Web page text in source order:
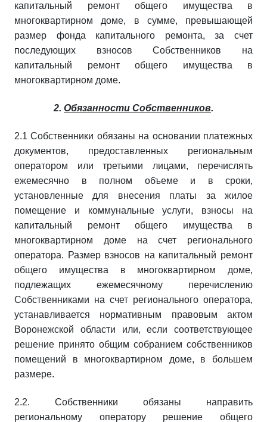
капитальный ремонт общего имущества в
многоквартирном доме, в сумме, превышающей
размер фонда капитального ремонта, за счет
последующих взносов Собственников на
капитальный ремонт общего имущества в
многоквартирном доме.
2. Обязанности Собственников.
2.1 Собственники обязаны на основании платежных
документов, предоставленных региональным
оператором или третьими лицами, перечислять
ежемесячно в полном объеме и в сроки,
установленные для внесения платы за жилое
помещение и коммунальные услуги, взносы на
капитальный ремонт общего имущества в
многоквартирном доме на счет регионального
оператора. Размер взносов на капитальный ремонт
общего имущества в многоквартирном доме,
подлежащих ежемесячному перечислению
Собственниками на счет регионального оператора,
устанавливается нормативным правовым актом
Воронежской области или, если соответствующее
решение принято общим собранием собственников
помещений в многоквартирном доме, в большем
размере.
2.2. Собственники обязаны направить
региональному оператору решение общего